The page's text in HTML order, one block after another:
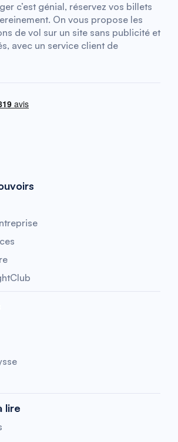
c’est génial, réservez vos billets
On vous propose les
de vol sur un site sans publicité et
avec un service client de
lire